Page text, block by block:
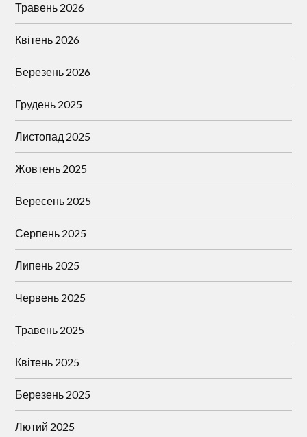
Травень 2026
Квітень 2026
Березень 2026
Грудень 2025
Листопад 2025
Жовтень 2025
Вересень 2025
Серпень 2025
Липень 2025
Червень 2025
Травень 2025
Квітень 2025
Березень 2025
Лютий 2025